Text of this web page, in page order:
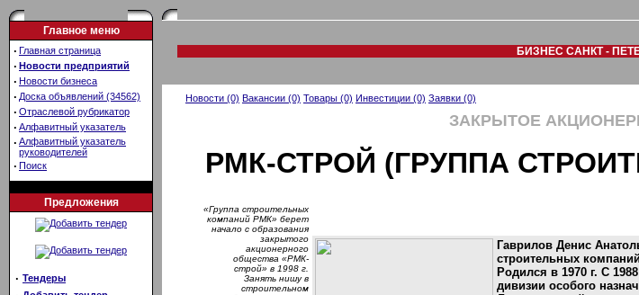
Главное меню
· Главная страница
· Новости предприятий
· Новости бизнеса
· Доска объявлений (34562)
· Отраслевой рубрикатор
· Алфавитный указатель
· Алфавитный указатель
руководителей
· Поиск
Предложения
· Тендеры
БИЗНЕС САНКТ -
Новости (0) Вакансии (0) Товары (0) Инвестиции (0) Заявки (0)
ЗАКРЫТОЕ
РМК-СТРОЙ (ГРУППА
«Группа строительных
компаний РМК» берет
начало с образования
закрытого
акционерного
общества «РМК-
строй» в 1998 г.
Занять нишу в
строительном
Гаврилов Денис
строительных
Родился в 1970 г. С
дивизии особого